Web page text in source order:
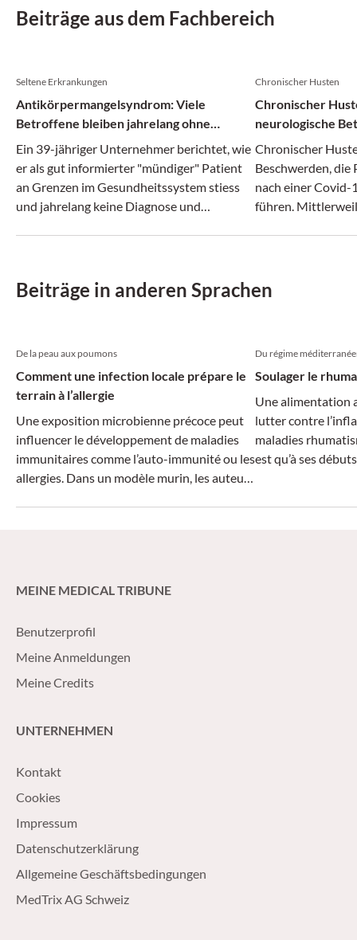
Beiträge aus dem Fachbereich
Seltene Erkrankungen
Antikörpermangelsyndrom: Viele
Betroffene bleiben jahrelang ohne
Diagnose
Ein 39-jähriger Unternehmer berichtet, wie
er als gut informierter "mündiger" Patient
an Grenzen im Gesundheitssystem stiess
und jahrelang keine Diagnose und
Chronischer Husten
Chronischer
neurologische
Chronischer
Beschwerden,
nach einer
führen.
Beiträge in anderen Sprachen
De la peau aux poumons
Comment une infection locale prépare le
terrain à l’allergie
Une exposition microbienne précoce peut
influencer le développement de maladies
immunitaires comme l’auto-immunité ou les
allergies. Dans un modèle murin, les auteurs
Du régime
Soulager le
Une alimentation
lutter contre
maladies
est qu’à ses
MEINE MEDICAL TRIBUNE
Benutzerprofil
Meine Anmeldungen
Meine Credits
UNTERNEHMEN
Kontakt
Cookies
Impressum
Datenschutzerklärung
Allgemeine Geschäftsbedingungen
MedTrix AG Schweiz